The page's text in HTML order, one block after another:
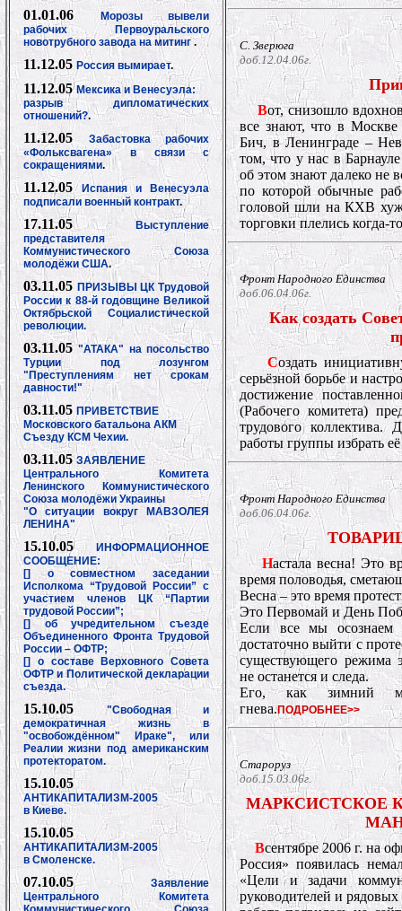
01.01.06
Морозы вывели
рабочих Первоуральского
новотрубного завода на митинг.
11.12.05 Россия вымирает.
11.12.05Мексика и Венесуэла:
разрыв дипломатических
отношений?.
11.12.05
Забастовка рабочих
«Фольксвагена» в связи с
сокращениями.
11.12.05 Испания и Венесуэла
подписали военный контракт.
17.11.05Выступление
представителя
Коммунистического Союза
молодёжи США.
03.11.05 ПРИЗЫВЫ ЦК Трудовой
России к 88-й годовщине Великой
Октябрьской Социалистической
революции.
03.11.05"АТАКА" на посольство
Турции под лозунгом
"Преступлениям нет срокам
давности!"
03.11.05 ПРИВЕТСТВИЕ
Московского батальона АКМ
Съезду КСМ Чехии.
03.11.05ЗАЯВЛЕНИЕ
Центрального Комитета
Ленинского Коммунистического
Союза молодёжи Украины
"О ситуации вокруг МАВЗОЛЕЯ
ЛЕНИНА"
15.10.05
ИНФОРМАЦИОННОЕ
СООБЩЕНИЕ:
[] о совместном заседании
Исполкома “Трудовой России” с
участием членов ЦК “Партии
трудовой России”;
[] об учредительном съезде
Объединенного Фронта Трудовой
России – ОФТР;
[] о составе Верховного Совета
ОФТР и Политической декларации
съезда.
15.10.05"Свободная и
демократичная жизнь в
"освобождённом" Ираке", или
Реалии жизни под американским
протекторатом.
15.10.05
АНТИКАПИТАЛИЗМ-2005
в Киеве.
15.10.05
АНТИКАПИТАЛИЗМ-2005
в Смоленске.
07.10.05
Заявление
Центрального Комитета
С. Зверюга
доб.12.04.06г.
Вот, снизошло
все знают, что в
Бич, в Ленинграде –
том, что у нас в
об этом знают далеко не
по которой обычные
головой шли на КХВ
торговки плелись когда-
Фронт Народного Единства
доб.06.04.06г.
Как создать
Создать
серьёзной борьбе и
достижение
(Рабочего комитета)
трудового коллектива.
работы группы избрать
Фронт Народного Единства
доб.06.04.06г.
Настала весна! Это
время половодья,
Весна – это время
Это Первомай и День
Если все мы осознаем
достаточно выйти с
существующего режима
не останется и следа.
Его, как зимний
гнева.ПОДРОБНЕЕ>>
Староруз
доб.15.03.06г.
МАРКСИСТСКОЕ
Всентябре 2006 г. на
Россия» появилась
«Цели и задачи
руководителей и